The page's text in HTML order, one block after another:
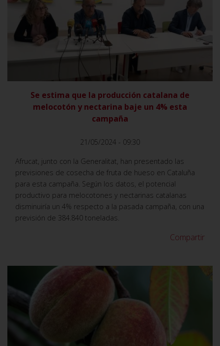
VER
Se estima que la producción catalana de
melocotón y nectarina baje un 4% esta
campaña
21/05/2024 - 09:30
Afrucat, junto con la Generalitat, han presentado las
previsiones de cosecha de fruta de hueso en Cataluña
para esta campaña. Según los datos, el potencial
productivo para melocotones y nectarinas catalanas
disminuiría un 4% respecto a la pasada campaña, con una
previsión de 384.840 toneladas.
Compartir